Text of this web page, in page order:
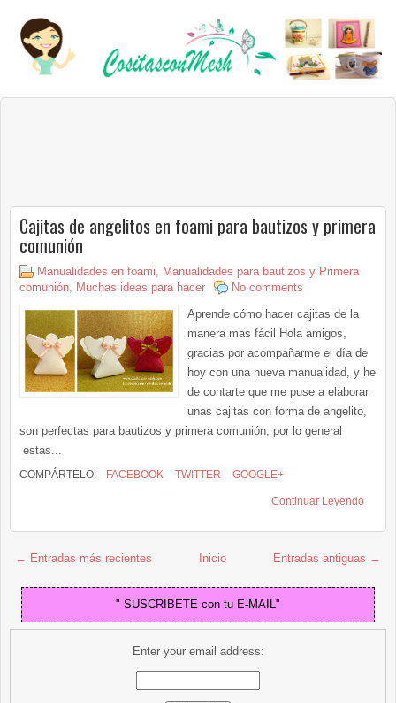
Cajitas de angelitos en foami para bautizos y primera
comunión
Manualidades en foami
Manualidades para bautizos y Primera
comunión Muchas ideas para hacer
No comments
Aprende cómo hacer cajitas de la
manera mas fácil Hola amigos,
gracias por acompañarme el día de
hoy con una nueva manualidad, y he
de contarte que me puse a elaborar
unas cajitas con forma de angelito,
son perfectas para bautizos y primera comunión, por lo general
estas...
COMPÁRTELO: FACEBOOK TWITTER GOOGLE+
Continuar Leyendo
← Entradas más recientes Entradas antiguas →
Inicio
" SUSCRIBETE con tu E-MAIL"
Enter your email address: